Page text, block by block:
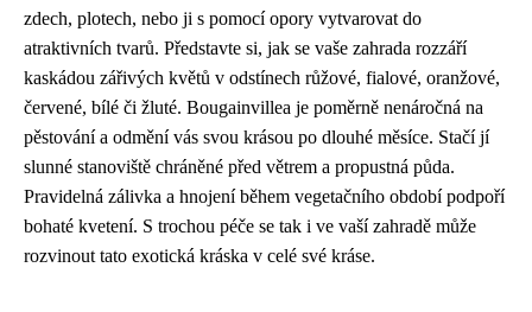
zdech, plotech, nebo ji s pomocí opory vytvarovat do
atraktivních tvarů. Představte si, jak se vaše zahrada rozzáří
kaskádou zářivých květů v odstínech růžové, fialové, oranžové,
červené, bílé či žluté. Bougainvillea je poměrně nenáročná na
pěstování a odmění vás svou krásou po dlouhé měsíce. Stačí jí
slunné stanoviště chráněné před větrem a propustná půda.
Pravidelná zálivka a hnojení během vegetačního období podpoří
bohaté kvetení. S trochou péče se tak i ve vaší zahradě může
rozvinout tato exotická kráska v celé své kráse.